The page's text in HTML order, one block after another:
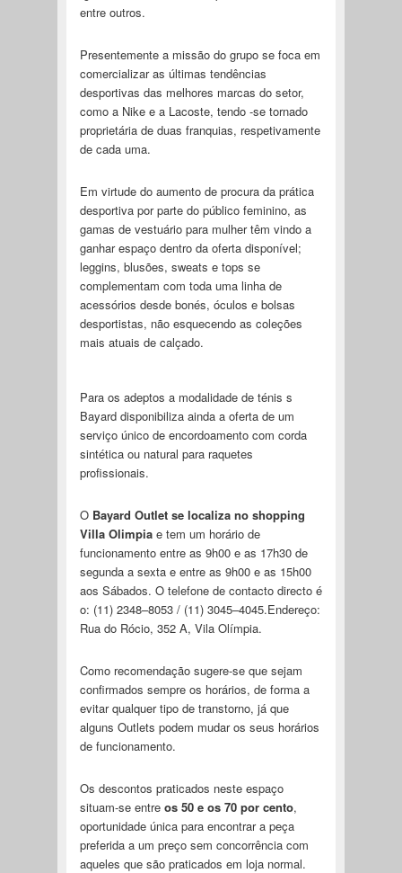
entre outros.
Presentemente a missão do grupo se foca em
comercializar as últimas tendências
desportivas das melhores marcas do setor,
como a Nike e a Lacoste, tendo -se tornado
proprietária de duas franquias, respetivamente
de cada uma.
Em virtude do aumento de procura da prática
desportiva por parte do público feminino, as
gamas de vestuário para mulher têm vindo a
ganhar espaço dentro da oferta disponível;
leggins, blusões, sweats e tops se
complementam com toda uma linha de
acessórios desde bonés, óculos e bolsas
desportistas, não esquecendo as coleções
mais atuais de calçado.
Para os adeptos a modalidade de ténis s
Bayard disponibiliza ainda a oferta de um
serviço único de encordoamento com corda
sintética ou natural para raquetes
profissionais.
O Bayard Outlet se localiza no shopping
Villa Olimpiae tem um horário de
funcionamento entre as 9h00 e as 17h30 de
segunda a sexta e entre as 9h00 e as 15h00
aos Sábados. O telefone de contacto directo é
o: (11) 2348–8053 / (11) 3045–4045.Endereço:
Rua do Rócio, 352 A, Vila Olímpia.
Como recomendação sugere-se que sejam
confirmados sempre os horários, de forma a
evitar qualquer tipo de transtorno, já que
alguns Outlets podem mudar os seus horários
de funcionamento.
Os descontos praticados neste espaço
situam-se entre os 50 e os 70 por cento,
oportunidade única para encontrar a peça
preferida a um preço sem concorrência com
aqueles que são praticados em loja normal.